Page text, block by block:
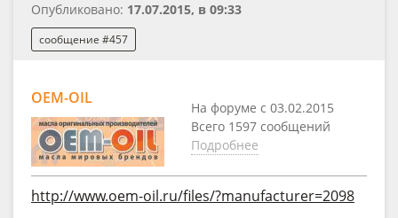
Опубликовано: 17.07.2015, в 09:33
сообщение #457
OEM-OIL
На форуме с 03.02.2015
Всего 1597 сообщений
Подробнее
http://www.oem-oil.ru/files/?manufacturer=2098